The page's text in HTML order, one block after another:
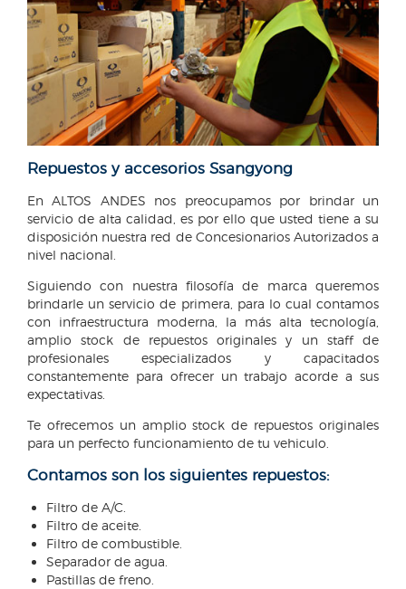
Repuestos y accesorios Ssangyong
En ALTOS ANDES nos preocupamos por brindar un
servicio de alta calidad, es por ello que usted tiene a su
disposición nuestra red de Concesionarios Autorizados a
nivel nacional.
Siguiendo con nuestra filosofía de marca queremos
brindarle un servicio de primera, para lo cual contamos
con infraestructura moderna, la más alta tecnología,
amplio stock de repuestos originales y un staff de
profesionales especializados y capacitados
constantemente para ofrecer un trabajo acorde a sus
expectativas.
Te ofrecemos un amplio stock de repuestos originales
para un perfecto funcionamiento de tu vehiculo.
Contamos son los siguientes repuestos:
Filtro de A/C.
Filtro de aceite.
Filtro de combustible.
Separador de agua.
Pastillas de freno.